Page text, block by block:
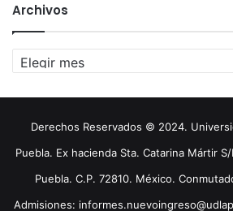
Archivos
Archivos
Derechos Reservados © 2024.
Puebla. Ex hacienda Sta. Catarina Mártir
Puebla. C.P. 72810. México.
Admisiones: